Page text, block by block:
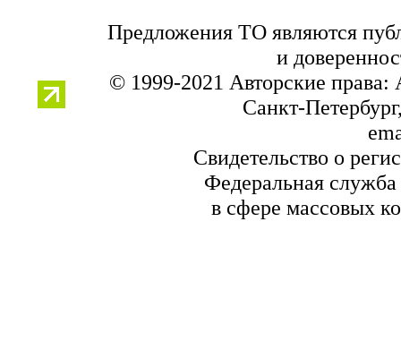
Предложения ТО являются
и
© 1999-2021 Авторские
Санкт-
Свидетельство о
Федеральная служба
в сфере массовых